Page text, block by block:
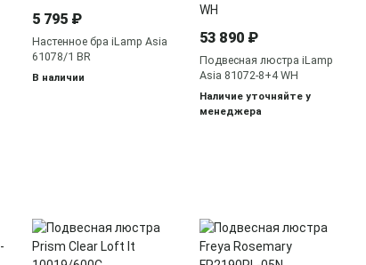
5 795 ₽
Настенное бра iLamp Asia
61078/1 BR
В наличии
53 890 ₽
Подвесная люстра iLamp
Asia 81072-8+4 WH
Наличие уточняйте у
менеджера